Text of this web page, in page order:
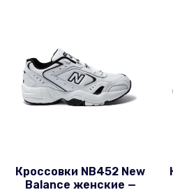
Кроссовки NB452 New
Balance женские —